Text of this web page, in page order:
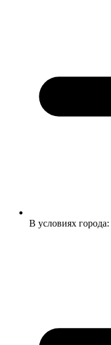
В условиях города: